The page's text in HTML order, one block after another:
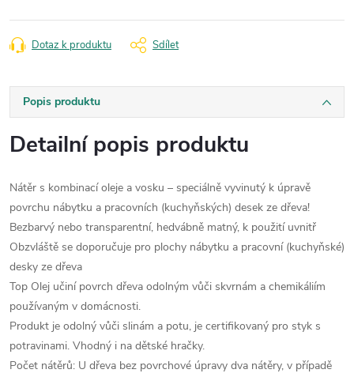
Dotaz k produktu Sdílet
Popis produktu
Detailní popis produktu
Nátěr s kombinací oleje a vosku – speciálně vyvinutý k úpravě
povrchu nábytku a pracovních (kuchyňských) desek ze dřeva!
Bezbarvý nebo transparentní, hedvábně matný, k použití uvnitř
Obzvláště se doporučuje pro plochy nábytku a pracovní (kuchyňské)
desky ze dřeva
Top Olej učiní povrch dřeva odolným vůči skvrnám a chemikáliím
používaným v domácnosti.
Produkt je odolný vůči slinám a potu, je certifikovaný pro styk s
potravinami. Vhodný i na dětské hračky.
Počet nátěrů: U dřeva bez povrchové úpravy dva nátěry, v případě